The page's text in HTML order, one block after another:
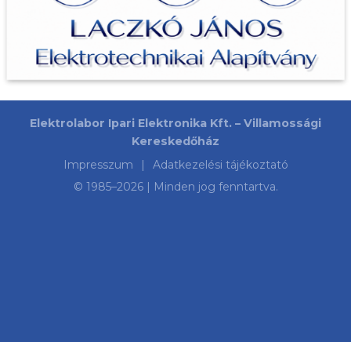
Elektrolabor Ipari Elektronika Kft. – Villamossági
Kereskedőház
Impresszum
|
Adatkezelési tájékoztató
© 1985–2026| Minden jog fenntartva.